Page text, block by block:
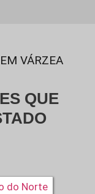
VÁRZEA
QUE
do Norte